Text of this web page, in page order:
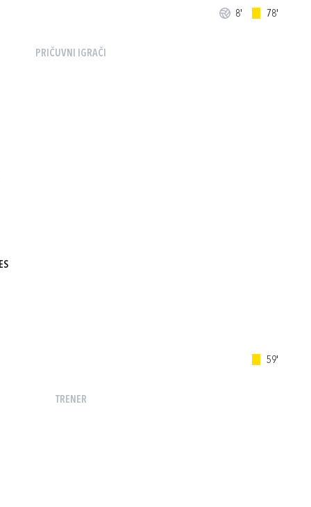
8' 78'
PRIČUVNI IGRAČI
59'
TRENER